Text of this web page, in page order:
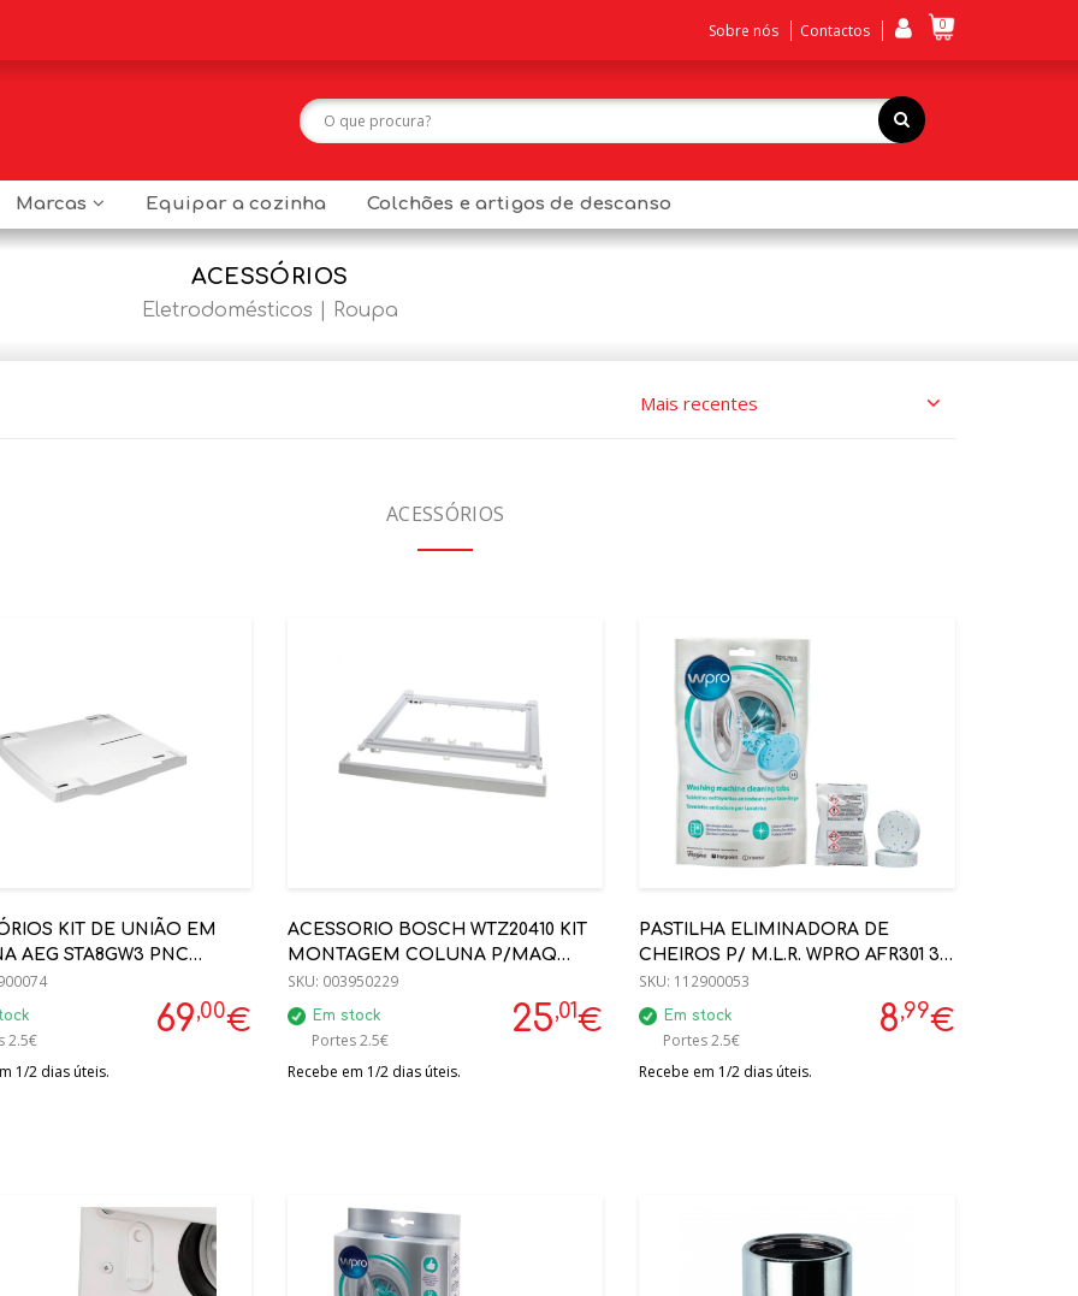
Sobre nós Contactos 0
Marcas Equipar a cozinha Colchões e artigos de descanso
ACESSÓRIOS
Eletrodomésticos Roupa
ACESSÓRIOS
KIT DE UNIÃO EM
AEG STA8GW3 PNC
69,00€
2.5€
1/2 dias úteis.
ACESSORIO BOSCH WTZ20410 KIT
MONTAGEM COLUNA P/MAQ
SECAR
25,01€
SKU: 003950229
Em stock
Portes 2.5€
Recebe em 1/2 dias úteis.
PASTILHA ELIMINADORA DE
CHEIROS P/ M.L.R. WPRO AFR301 3
UNID. (12NC:484000001180)
8,99€
SKU: 112900053
Em stock
Portes 2.5€
Recebe em 1/2 dias úteis.